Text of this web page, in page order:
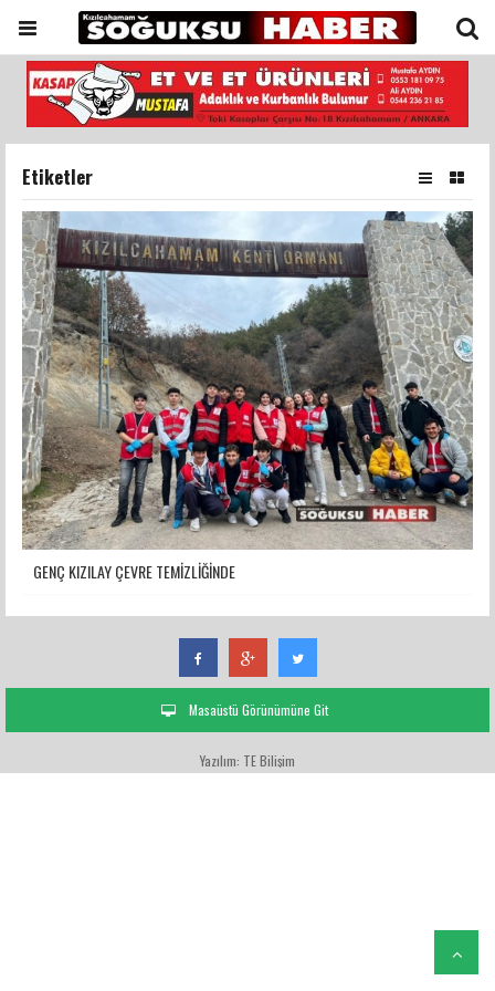
Etiketler
GENÇ KIZILAY ÇEVRE TEMİZLİĞİNDE
Masaüstü Görünümüne Git
Yazılım: TE Bilişim